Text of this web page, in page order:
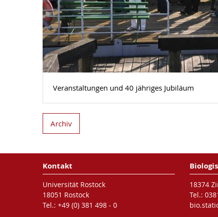
Veranstaltungen und 40 jähriges Jubiläum
Archiv
Kontakt
Universität Rostock
18051 Rostock
Tel.: +49 (0) 381 498 - 0
18374
Tel.: